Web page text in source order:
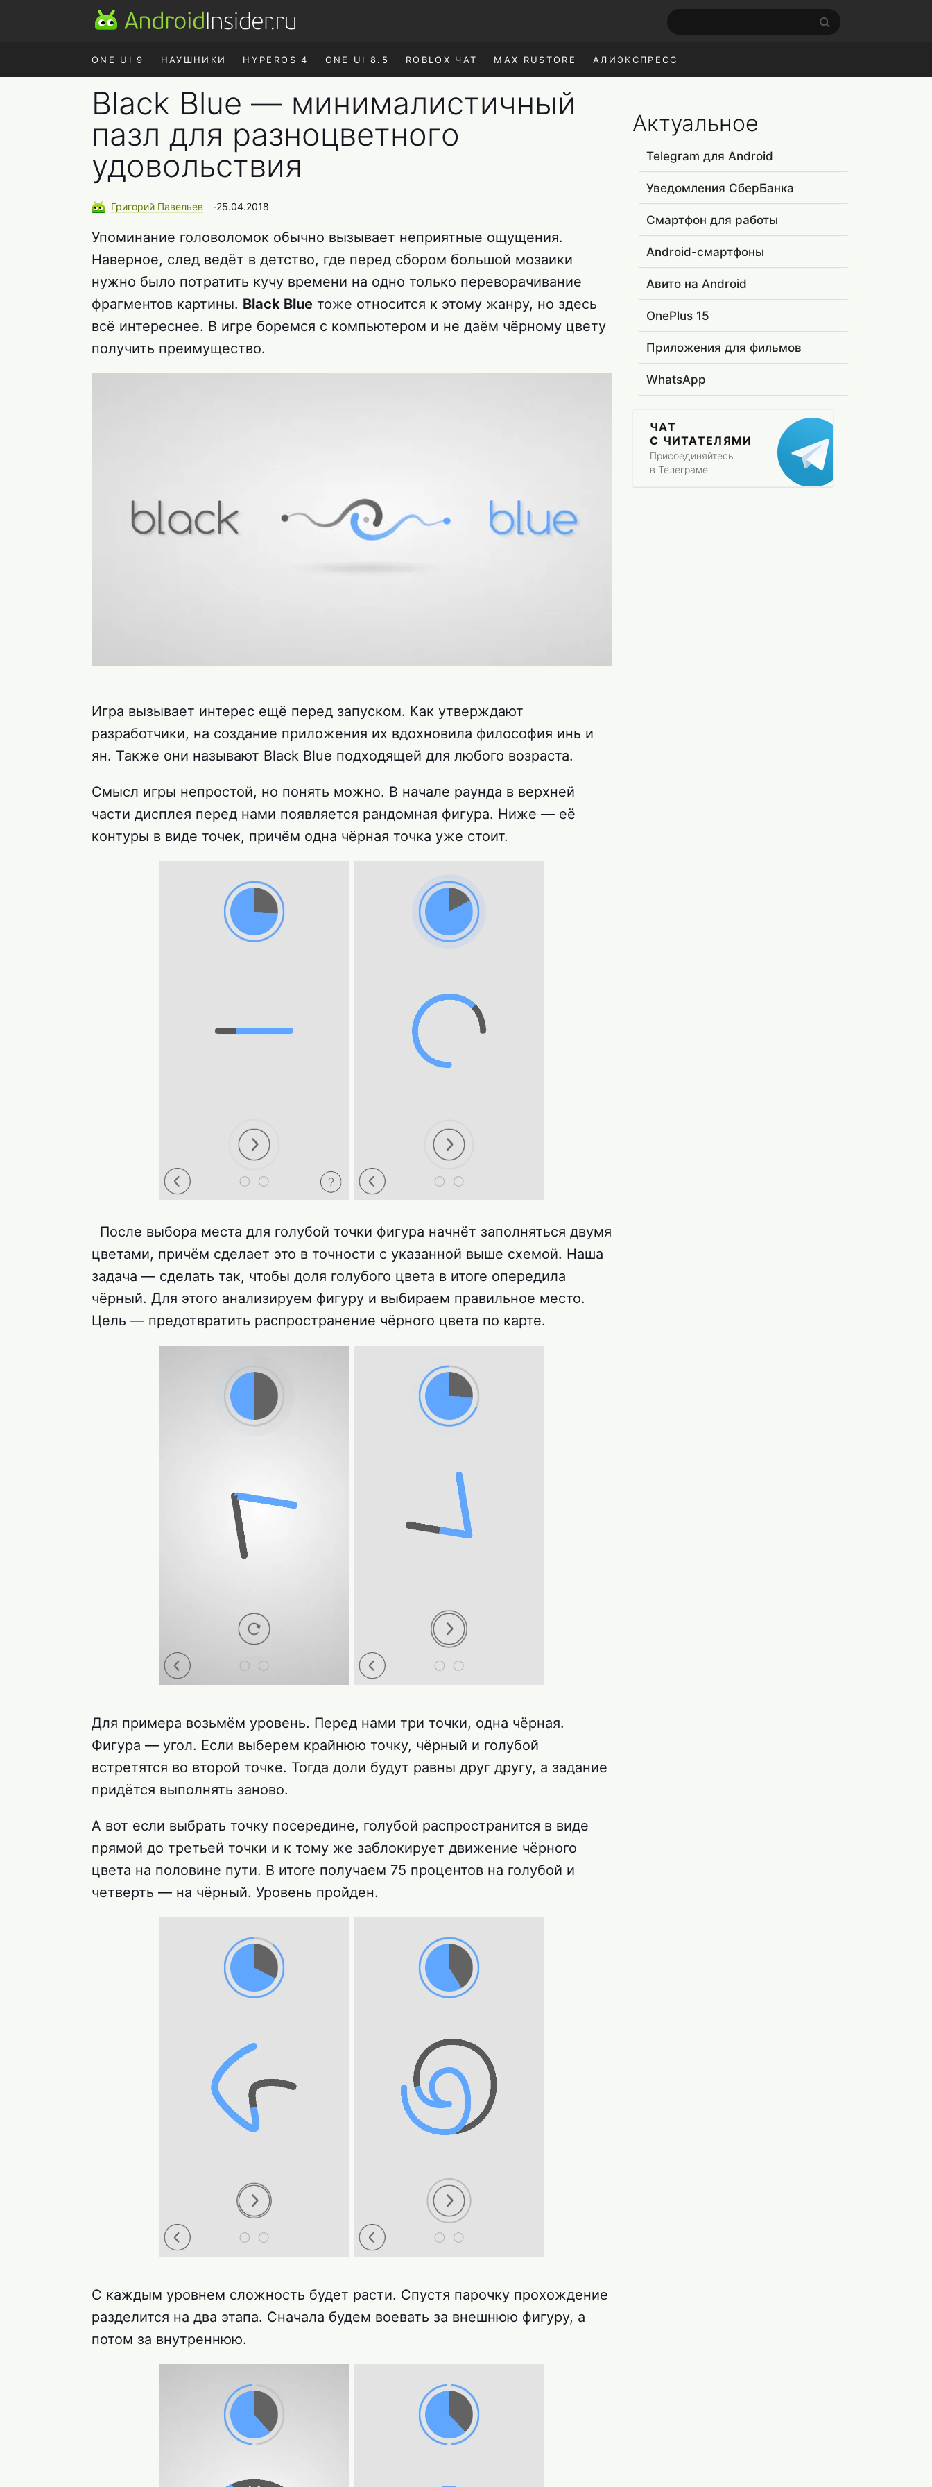
ONE UI 9 НАУШНИКИ HYPEROS 4 ONE UI 8.5 ROBLOX ЧАТ MAX RUSTORE АЛИЭКСПРЕСС
Black Blue — минималистичный
пазл для разноцветного
удовольствия
Григорий Павельев ∙25.04.2018
Упоминание головоломок обычно вызывает неприятные ощущения.
Наверное, след ведёт в детство, где перед сбором большой мозаики
нужно было потратить кучу времени на одно только переворачивание
фрагментов картины. Black Blue тоже относится к этому жанру, но здесь
всё интереснее. В игре боремся с компьютером и не даём чёрному цвету
получить преимущество.
Игра вызывает интерес ещё перед запуском. Как утверждают
разработчики, на создание приложения их вдохновила философия инь и
ян. Также они называют Black Blue подходящей для любого возраста.
Смысл игры непростой, но понять можно. В начале раунда в верхней
части дисплея перед нами появляется рандомная фигура. Ниже — её
контуры в виде точек, причём одна чёрная точка уже стоит.
После выбора места для голубой точки фигура начнёт заполняться двумя
цветами, причём сделает это в точности с указанной выше схемой. Наша
задача — сделать так, чтобы доля голубого цвета в итоге опередила
чёрный. Для этого анализируем фигуру и выбираем правильное место.
Цель — предотвратить распространение чёрного цвета по карте.
Для примера возьмём уровень. Перед нами три точки, одна чёрная.
Фигура — угол. Если выберем крайнюю точку, чёрный и голубой
встретятся во второй точке. Тогда доли будут равны друг другу, а задание
придётся выполнять заново.
А вот если выбрать точку посередине, голубой распространится в виде
прямой до третьей точки и к тому же заблокирует движение чёрного
цвета на половине пути. В итоге получаем 75 процентов на голубой и
четверть — на чёрный. Уровень пройден.
С каждым уровнем сложность будет расти. Спустя парочку прохождение
разделится на два этапа. Сначала будем воевать за внешнюю фигуру, а
потом за внутреннюю.
Актуальное
Telegram для Android
Уведомления СберБанка
Смартфон для работы
Android-смартфоны
Авито на Android
OnePlus 15
Приложения для фильмов
WhatsApp
ЧАТ
С ЧИТАТЕЛЯМИ
Присоединяйтесь
в Телеграме